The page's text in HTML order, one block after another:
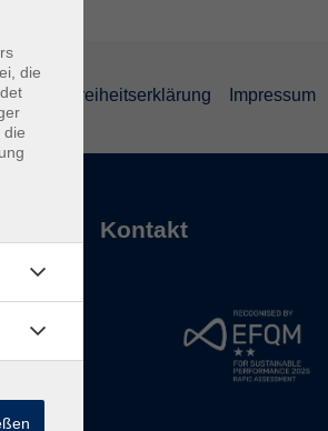
Barrierefreiheitserklärung Impressum
Kontakt
die
die